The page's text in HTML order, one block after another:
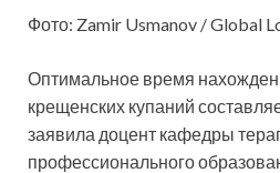
Фото: Zamir Usmanov / Global
Оптимальное время
крещенских купаний
заявила доцент кафедры
профессионального